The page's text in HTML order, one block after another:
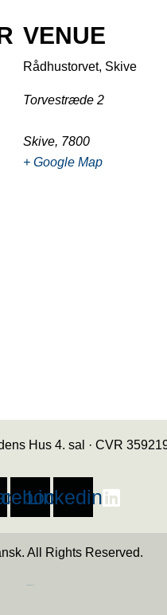
VENUE
Rådhustorvet, Skive
Torvestræde 2
Skive, 7800
+ Google Map
Hus 4. sal · CVR
Linkedin
All Rights Reserved.